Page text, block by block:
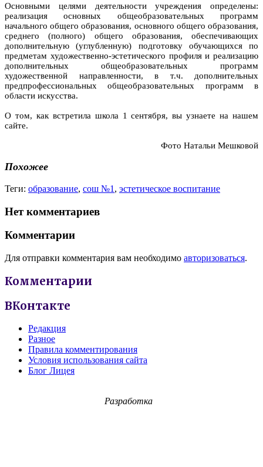
Основными целями деятельности учреждения определены:
реализация основных общеобразовательных программ
начального общего образования, основного общего образования,
среднего (полного) общего образования, обеспечивающих
дополнительную (углубленную) подготовку обучающихся по
предметам художественно-эстетического профиля и реализацию
дополнительных общеобразовательных программ
художественной направленности, в т.ч. дополнительных
предпрофессиональных общеобразовательных программ в
области искусства.
О том, как встретила школа 1 сентября, вы узнаете на нашем
сайте.
Фото Натальи Мешковой
Похожее
Теги: образование, сош №1 , эстетическое воспитание
Нет комментариев
Комментарии
Для отправки комментария вам необходимо авторизоваться.
Комментарии
ВКонтакте
Редакция
Разное
Правила комментирования
Условия использования сайта
Блог Лицея
Разработка